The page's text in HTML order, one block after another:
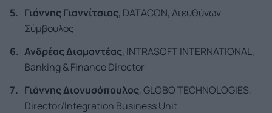
Γιάννης Γιαννίτσιος, DATACON, Διευθύνων
Σύμβουλος
Ανδρέας Διαμαντέας, INTRASOFT INTERNATIONAL,
Banking & Finance Director
Γιάννης Διονυσόπουλος, GLOBO TECHNOLOGIES,
Director/Integration Business Unit